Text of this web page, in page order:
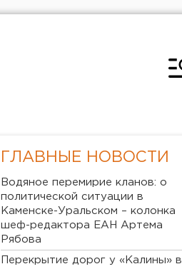
ГЛАВНЫЕ НОВОСТИ
Водяное перемирие кланов: о
политической ситуации в
Каменске-Уральском – колонка
шеф-редактора ЕАН Артема
Рябова
Перекрытие дорог у «Калины» в